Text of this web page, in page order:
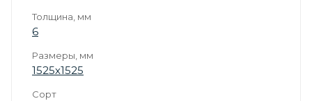
Толщина, мм
6
Размеры, мм
1525х1525
Сорт